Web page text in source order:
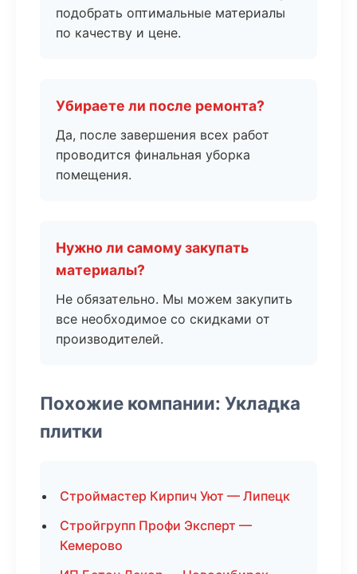
подобрать оптимальные материалы
по качеству и цене.
Убираете ли после ремонта?
Да, после завершения всех работ
проводится финальная уборка
помещения.
Нужно ли самому закупать
материалы?
Не обязательно. Мы можем закупить
все необходимое со скидками от
производителей.
Похожие компании: Укладка
плитки
Строймастер Кирпич Уют — Липецк
Стройгрупп Профи Эксперт —
Кемерово